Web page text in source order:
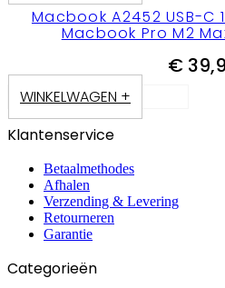
Macbook A2452 USB-
Macbook Pro M2
€
WINKELWAGEN +
Klantenservice
Betaalmethodes
Afhalen
Verzending & Levering
Retourneren
Garantie
Categorieën